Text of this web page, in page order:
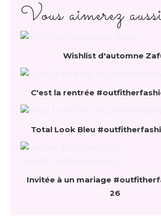
Vous aimerez
Wishlist d'automne
C'est la rentrée
Total Look Bleu
Invitée à un mariage
26